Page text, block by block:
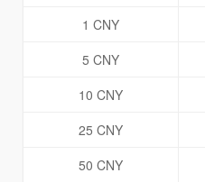
1 CNY
5 CNY
10 CNY
25 CNY
50 CNY